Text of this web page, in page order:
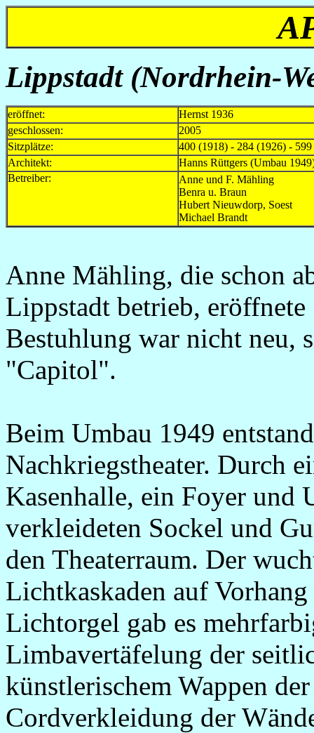
Lippstadt (Nordrhein-
eröffnet:
Hernst 1936
geschlossen:
2005
Sitzplätze:
400 (1918) - 284 (1926) -
Architekt:
Hanns Rüttgers (Umbau
Betreiber:
Anne und F.
Benra u. Braun
Hubert Nieuwdorp,
Michael
Anne Mähling, die schon
Lippstadt betrieb,
Bestuhlung war nicht neu,
"Capitol".
Beim Umbau 1949
Nachkriegstheater. Durch
Kasenhalle, ein Foyer und
verkleideten Sockel und
den Theaterraum. Der
Lichtkaskaden auf
Lichtorgel gab es
Limbavertäfelung der
künstlerischem Wappen
Cordverkleidung der